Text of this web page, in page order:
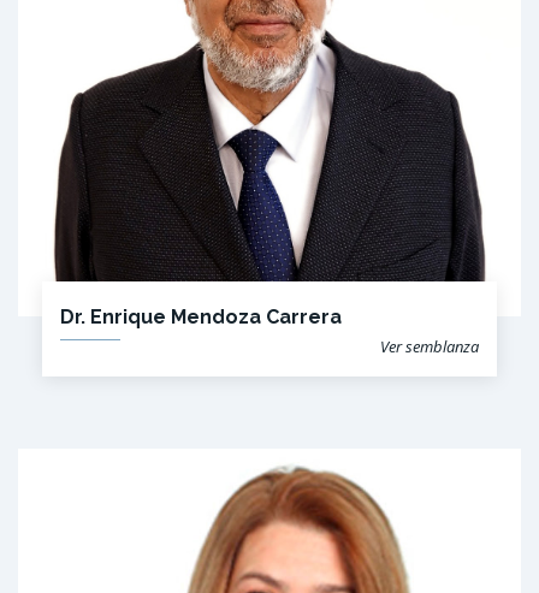
Dr. Enrique Mendoza Carrera
Ver semblanza